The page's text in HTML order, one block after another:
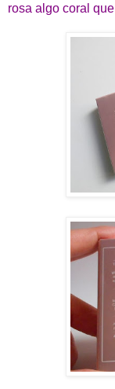
rosa algo coral